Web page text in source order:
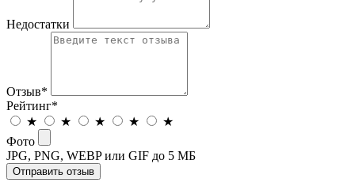
Недостатки
Отзыв*
Рейтинг*
★
★ ★ ★
★
Фото
JPG, PNG, WEBP или GIF до 5 МБ
Отправить отзыв